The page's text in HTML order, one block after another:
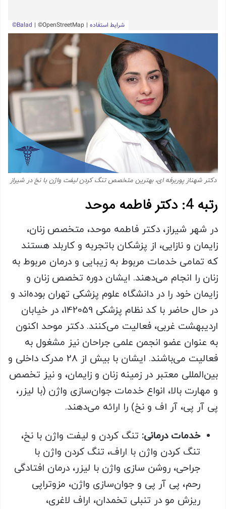
دکتر شهناز پوربرفه ای، بهترین متخصص تنگ کردن لیفت واژن با نخ در شیراز
رتبه 4: دکتر فاطمه موحد
در شهر شیراز، دکتر فاطمه موحد، متخصص زنان،
زایمان و نازایی، از پزشکان باتجربه و کاربلد هستند
که تمامی خدمات مربوط به زیبایی و درمان مربوط به
زنان را انجام می‌دهند. ایشان دوره تخصص زنان و
زایمان خود را در دانشگاه علوم پزشکی تهران بوده‌اند و
در حال حاضر با کد نظام پزشکی 142059، در خیابان
اردیبهشت غربی، فعالیت می‌کنند. دکتر موحد اکنون
به عنوان عضو انجمن علمی جراحان نیز مشغول به
فعالیت می‌باشند. ایشان با بیش از 28 مدرک داخلی و
بین‌المللی معتبر در زمینه زنان و زایمان، و نیز تخصص
و مهارت بالا، انواع خدمات جوان‌سازی واژن (با لیزر،
پی آر پی، آر اف و نخ) را ارائه می‌دهند.
خدمات درمانی: تنگ کردن و لیفت واژن با نخ،
تنگ کردن واژن با اراف، تنگ کردن واژن با
جراحی، روشن سازی واژن با لیزر، درمان افتادگی
رحم، پی آر پی و جوان‌سازی واژن، مزوتراپی
ریزش مو در تنبلی تخمدان، اراف لاغری،